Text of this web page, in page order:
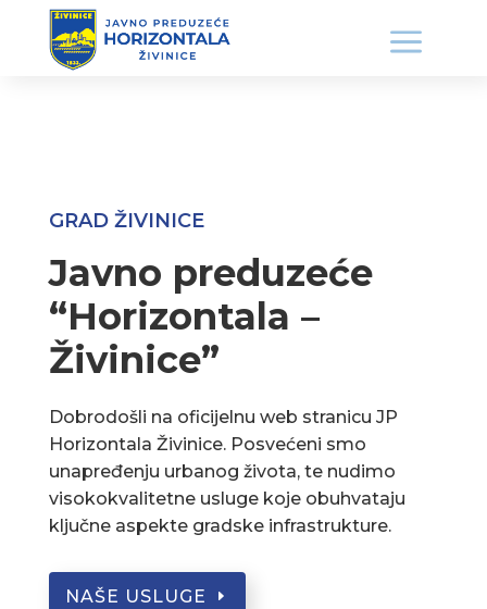
GRAD ŽIVINICE
Javno preduzeće
“Horizontala –
Živinice”
Dobrodošli na oficijelnu web stranicu JP
Horizontala Živinice. Posvećeni smo
unapređenju urbanog života, te nudimo
visokokvalitetne usluge koje obuhvataju
ključne aspekte gradske infrastrukture.
NAŠE USLUGE